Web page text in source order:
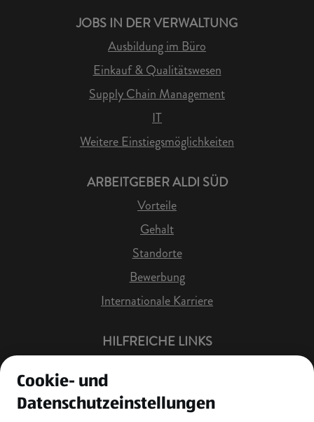
JOBS IN DER VERWALTUNG
Ausbildung im Büro
Einkauf & Qualitätswesen
Supply Chain Management
IT
Weitere Einstiegsmöglichkeiten
ARBEITGEBER ALDI SÜD
Vorteile
Gehalt
Standorte
Bewerbung
Internationale Karriere
HILFREICHE LINKS
Job Benachrichtigung
Bewerberkonto
Cookie- und
Datenschutzeinstellungen